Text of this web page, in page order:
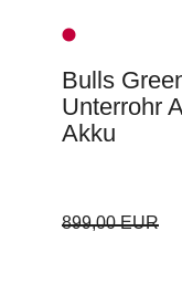
Bulls
Unterrohr
Akku
899,00 EUR